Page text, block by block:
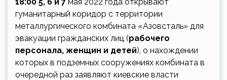
гуманитарный коридор с территории
металлургического комбината «Азовсталь» для
эвакуации гражданских лиц (рабочего
персонала, женщин и детей), о нахождении
которых в подземных сооружениях комбината в
очередной раз заявляют киевские власти